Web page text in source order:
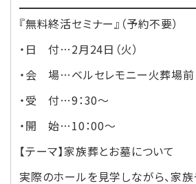
『無料終活セミナー』（予約不要）
・日 付…2月24日（火）
・会 場…ベルセレモニー火葬場前
・受 付…9：30～
・開 始…10：00～
【テーマ】家族葬とお墓について
実際のホールを見学しながら、家